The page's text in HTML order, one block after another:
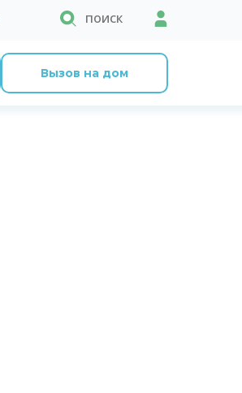
Вызов на дом
поиск